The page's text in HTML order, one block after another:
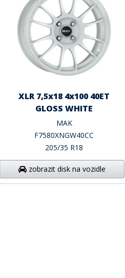
XLR 7,5x18 4x100 40ET
GLOSS WHITE
MAK
F7580XNGW40CC
205/35 R18
zobrazit disk na vozidle